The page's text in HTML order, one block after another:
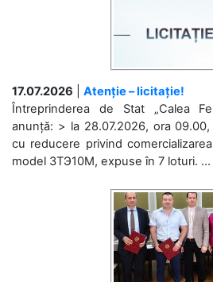
17.07.2026
Atenție – licitație!
Întreprinderea de Stat „Calea
anunță: > la 28.07.2026, ora
cu reducere privind
model 3ТЭ10М, expuse în 7 loturi. ...